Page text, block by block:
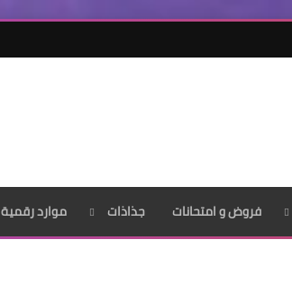
فروض و امتحانات جذاذات موارد رقمية